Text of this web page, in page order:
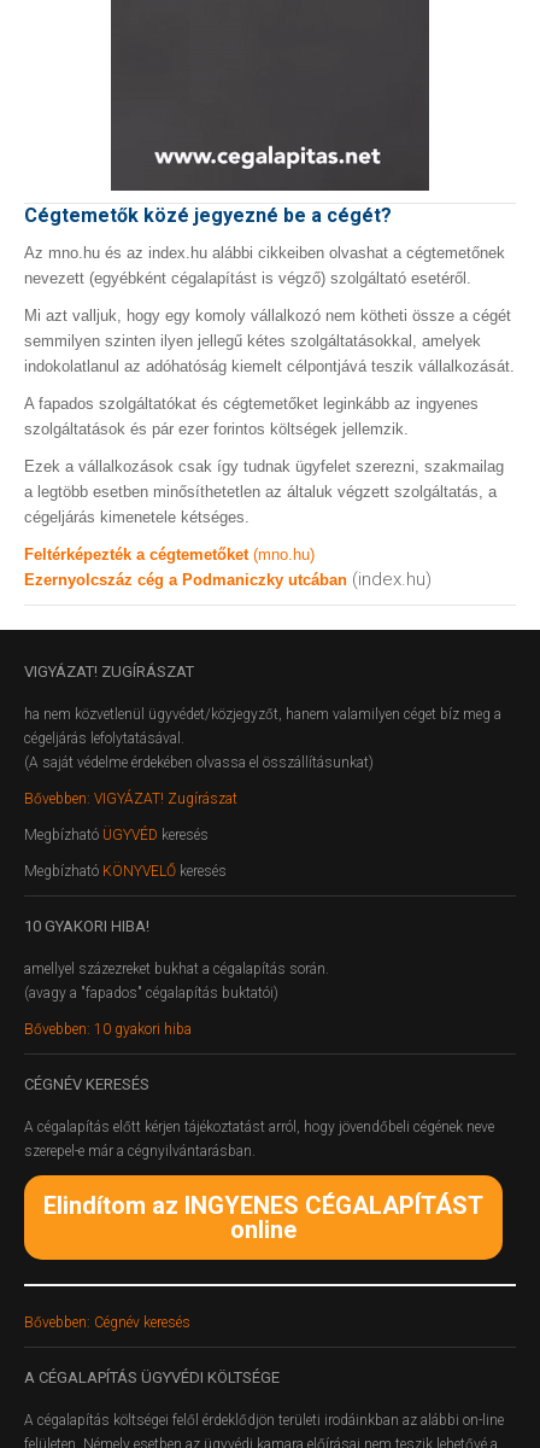
Cégtemetők közé jegyezné be a cégét?
Az mno.hu és az index.hu alábbi cikkeiben olvashat a cégtemetőnek
nevezett (egyébként cégalapítást is végző) szolgáltató esetéről.
Mi azt valljuk, hogy egy komoly vállalkozó nem kötheti össze a cégét
semmilyen szinten ilyen jellegű kétes szolgáltatásokkal, amelyek
indokolatlanul az adóhatóság kiemelt célpontjává teszik vállalkozását.
A fapados szolgáltatókat és cégtemetőket leginkább az ingyenes
szolgáltatások és pár ezer forintos költségek jellemzik.
Ezek a vállalkozások csak így tudnak ügyfelet szerezni, szakmailag
a legtöbb esetben minősíthetetlen az általuk végzett szolgáltatás, a
cégeljárás kimenetele kétséges.
Feltérképezték a cégtemetőket (mno.hu)
Ezernyolcszáz cég a Podmaniczky utcában (index.hu)
VIGYÁZAT! ZUGÍRÁSZAT
ha nem közvetlenül ügyvédet/közjegyzőt, hanem valamilyen céget bíz meg a
cégeljárás lefolytatásával.
(A saját védelme érdekében olvassa el összállításunkat)
Bővebben: VIGYÁZAT! Zugírászat
Megbízható ÜGYVÉD keresés
Megbízható KÖNYVELŐ keresés
10 GYAKORI HIBA!
amellyel százezreket bukhat a cégalapítás során.
(avagy a "fapados" cégalapítás buktatói)
Bővebben: 10 gyakori hiba
CÉGNÉV KERESÉS
A cégalapítás előtt kérjen tájékoztatást arról, hogy jövendőbeli cégének neve
szerepel-e már a cégnyilvántarásban.
Elindítom az INGYENES CÉGALAPÍTÁST
online
Bővebben: Cégnév keresés
A CÉGALAPÍTÁS ÜGYVÉDI KÖLTSÉGE
A cégalapítás költségei felől érdeklődjön területi irodáinkban az alábbi on-line
felületen. Némely esetben az ügyvédi kamara előírásai nem teszik lehetővé a